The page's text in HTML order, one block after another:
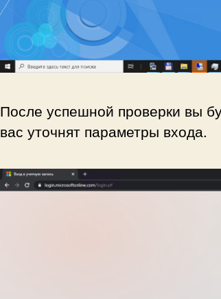
После успешной проверки вы
вас уточнят параметры входа.